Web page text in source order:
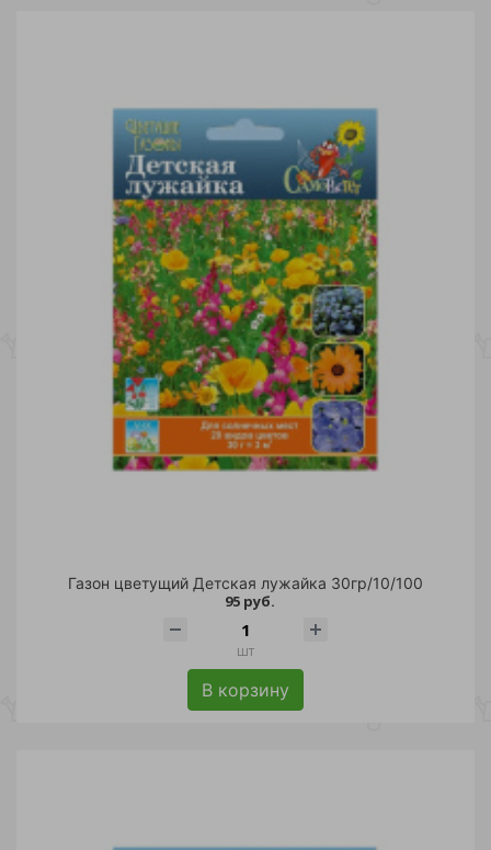
Газон цветущий Детская лужайка 30гр/10/100
95 руб.
шт
В корзину